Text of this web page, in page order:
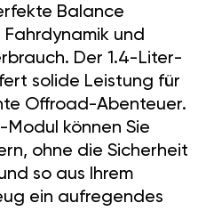
Balance
und
Der 1.4-Liter-
solide Leistung für
Offroad-Abenteuer.
Modul können Sie
ohne die Sicherheit
so aus Ihrem
ein aufregendes